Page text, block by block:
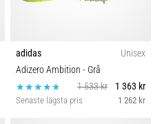
adidas
Unisex
Adizero Ambition - Grå
1 533 kr
1 363 kr
Senaste lägsta pris 1 262 kr